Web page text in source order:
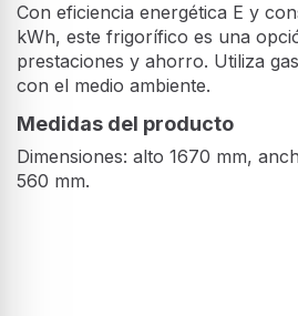
Con eficiencia energética E y
kWh, este frigorífico es una
prestaciones y ahorro. Utiliza
con el medio ambiente.
Medidas del producto
Dimensiones: alto 1670 mm,
560 mm.